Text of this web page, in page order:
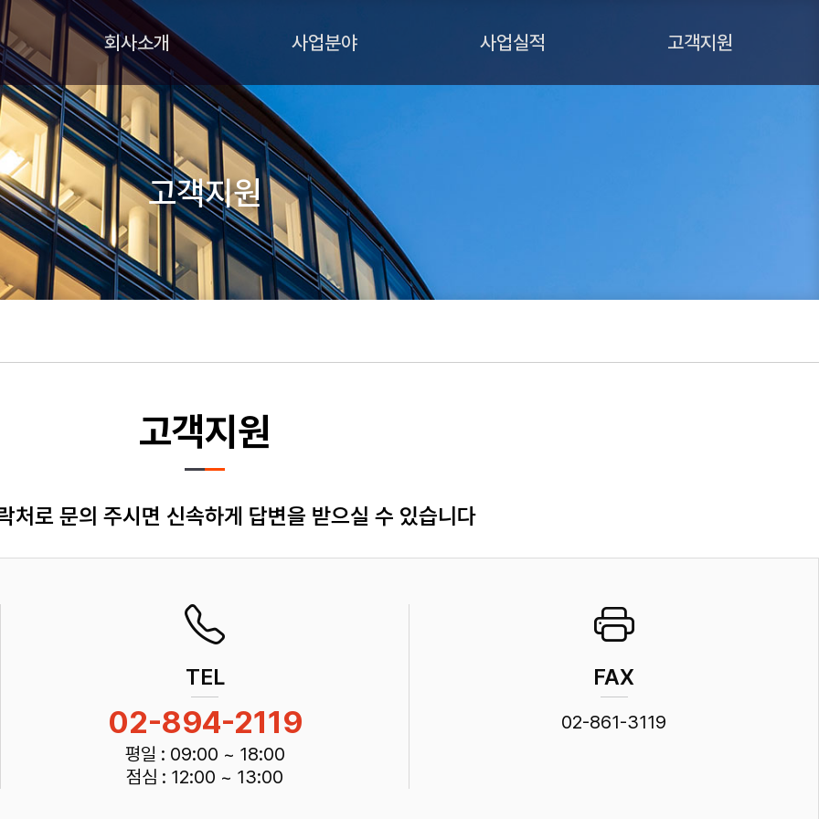
회사소개 사업분야 사업실적 고객지원
고객지원
고객지원
처로 문의 주시면 신속하게 답변을 받으실 수 있습니다
TEL
02-894-2119
평일 : 09:00 ~ 18:00
점심 : 12:00 ~ 13:00
FAX
02-861-3119